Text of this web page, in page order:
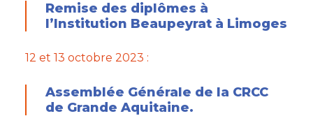
Remise des diplômes à
l’Institution Beaupeyrat à Limoges
12 et 13 octobre 2023 :
Assemblée Générale de la CRCC
de Grande Aquitaine.